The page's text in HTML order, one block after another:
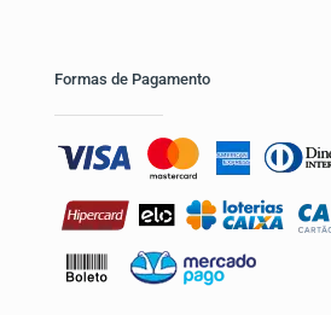
Formas de Pagamento